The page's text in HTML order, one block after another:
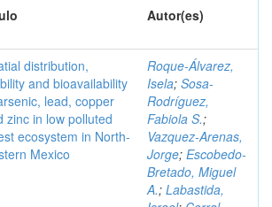
Autor(es)
distribution,
and bioavailability
lead, copper
zinc in low polluted
ecosystem in North-
Mexico
Roque-Álvarez,
Isela; Sosa-
Rodríguez,
Fabiola S.;
Vazquez-Arenas,
Jorge; Escobedo-
Bretado, Miguel
A.; Labastida,